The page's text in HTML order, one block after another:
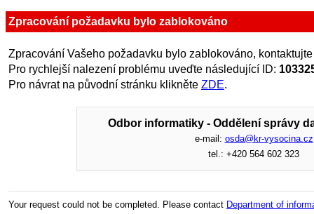
Zpracování požadavku bylo zablokováno
Zpracování Vašeho požadavku bylo zablokováno,
Pro rychlejší nalezení problému uveďte následující ID:
Pro návrat na původní stránku klikněte ZDE.
Odbor informatiky - Oddělení správy
e-mail: osda@kr-vysocina.cz
tel.: +420 564 602 323
Your request could not be completed. Please contact Department of